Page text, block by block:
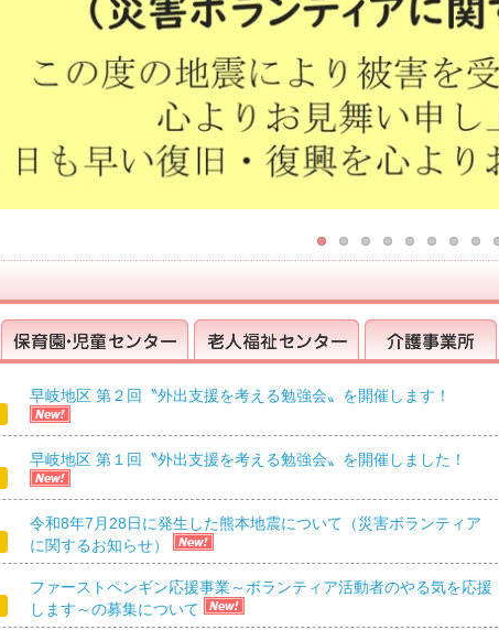
保育園・児童センター
早岐地区 第２回〝外出支援を考える勉強会〟を開催します！
早岐地区 第１回〝外出支援を考える勉強会〟を開催しました！
令和8年7月28日に発生した熊本地震について（災害ボランティア
に関するお知らせ）
ファーストペンギン応援事業～ボランティア活動者のやる気を応援
します～の募集について